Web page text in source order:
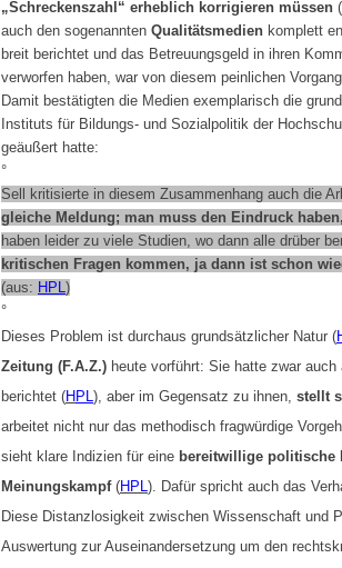
„Schreckenszahl“ erheblich korrigieren müssen (
auch den sogenannten Qualitätsmedien komplett
breit berichtet und das Betreuungsgeld in ihren
verworfen haben, war von diesem peinlichen Vorgang
Damit bestätigten die Medien exemplarisch die
Instituts für Bildungs- und Sozialpolitik der
geäußert hatte:
°
Sell kritisierte in diesem Zusammenhang auch die
gleiche Meldung; man muss den Eindruck
haben leider zu viele Studien, wo dann alle drüber
kritischen Fragen kommen, ja dann ist schon
(aus: HPL )
°
Dieses Problem ist durchaus grundsätzlicher Natur (
Zeitung (F.A.Z.) heute vorführt: Sie hatte zwar
berichtet (HPL ), aber im Gegensatz zu ihnen, stellt
arbeitet nicht nur das methodisch fragwürdige
sieht klare Indizien für eine bereitwillige politische
Meinungskampf(HPL ). Dafür spricht auch das
Diese Distanzlosigkeit zwischen Wissenschaft und
Auswertung zur Auseinandersetzung um den